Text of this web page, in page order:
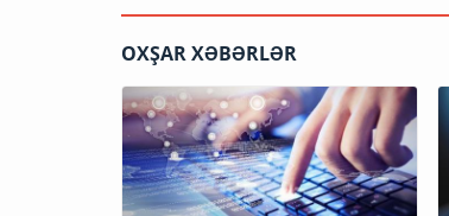
OXŞAR XƏBƏRLƏR